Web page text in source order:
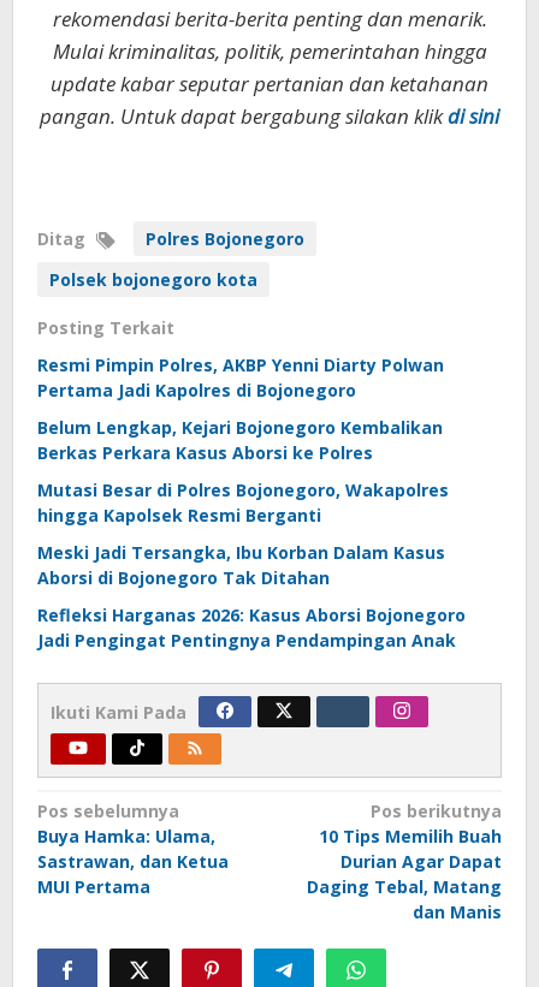
rekomendasi berita-berita penting dan menarik.
Mulai kriminalitas, politik, pemerintahan hingga
update kabar seputar pertanian dan ketahanan
pangan. Untuk dapat bergabung silakan klikdi sini
Ditag
Polres Bojonegoro
Polsek bojonegoro kota
Posting Terkait
Resmi Pimpin Polres, AKBP Yenni Diarty Polwan
Pertama Jadi Kapolres di Bojonegoro
Belum Lengkap, Kejari Bojonegoro Kembalikan
Berkas Perkara Kasus Aborsi ke Polres
Mutasi Besar di Polres Bojonegoro, Wakapolres
hingga Kapolsek Resmi Berganti
Meski Jadi Tersangka, Ibu Korban Dalam Kasus
Aborsi di Bojonegoro Tak Ditahan
Refleksi Harganas 2026: Kasus Aborsi Bojonegoro
Jadi Pengingat Pentingnya Pendampingan Anak
Ikuti Kami Pada
Navigasi
pos
Pos sebelumnya
Buya Hamka: Ulama,
Sastrawan, dan Ketua
MUI Pertama
Pos berikutnya
10 Tips Memilih Buah
Durian Agar Dapat
Daging Tebal, Matang
dan Manis